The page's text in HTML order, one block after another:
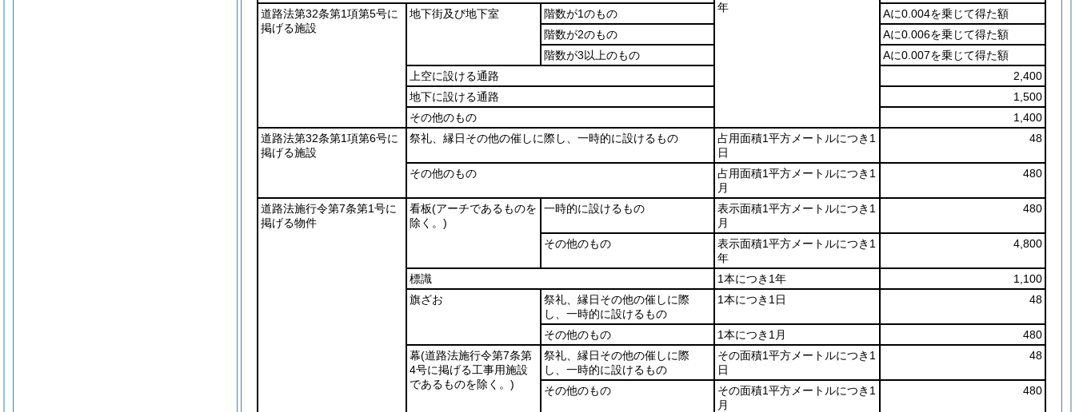
年
道路法第32条第1項第5号に
掲げる施設
地下街及び地下室 階数が1のもの
Aに0.004を乗じて得た額
階数が2のもの
Aに0.006を乗じて得た額
階数が3以上のもの
Aに0.007を乗じて得た額
上空に設ける通路
2,400
地下に設ける通路
1,500
その他のもの
1,400
道路法第32条第1項第6号に
掲げる施設
祭礼、縁日その他の催しに際し、一時的に設けるもの
占用面積1平方メートルにつき1
日
48
その他のもの
占用面積1平方メートルにつき1
月
480
道路法施行令第7条第1号に
掲げる物件
看板(アーチであるものを
除く。)
一時的に設けるもの
表示面積1平方メートルにつき1
月
480
その他のもの
表示面積1平方メートルにつき1
年
4,800
標識 1本につき1年
1,100
旗ざお
祭礼、縁日その他の催しに際
し、一時的に設けるもの
1本につき1日 48
その他のもの 1本につき1月
480
幕(道路法施行令第7条第
4号に掲げる工事用施設
であるものを除く。)
祭礼、縁日その他の催しに際
し、一時的に設けるもの
その面積1平方メートルにつき1
日
48
その他のもの
その面積1平方メートルにつき1
月
480